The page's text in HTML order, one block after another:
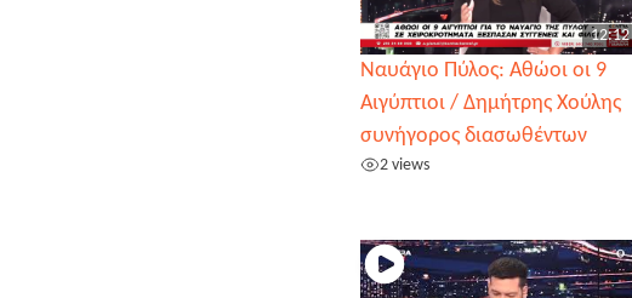
12:12
Ναυάγιο Πύλος: Αθώοι οι 9
Αιγύπτιοι / Δημήτρης Χούλης
συνήγορος διασωθέντων
2 views